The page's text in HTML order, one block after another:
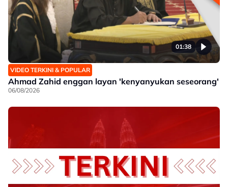
01:38
VIDEO TERKINI & POPULAR
Ahmad Zahid enggan layan 'kenyanyukan seseorang'
06/08/2026